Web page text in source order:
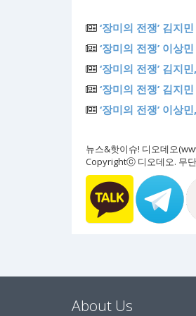
‘장미의 전쟁’ 김지
‘장미의 전쟁’ 이상
‘장미의 전쟁’ 김지
‘장미의 전쟁’ 김지
‘장미의 전쟁’ 이상
뉴스&핫이슈! 디오데오
Copyrightⓒ 디오데오. 무
About Us